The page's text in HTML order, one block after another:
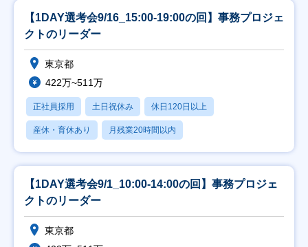
【1DAY選考会9/16_15:00-19:00の回】事務プロジェ
クトのリーダー
東京都
422万~511万
正社員採用 土日祝休み 休日120日以上
産休・育休あり 月残業20時間以内
【1DAY選考会9/1_10:00-14:00の回】事務プロジェ
クトのリーダー
東京都